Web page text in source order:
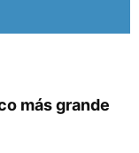
más grande